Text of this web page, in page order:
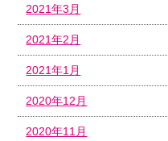
2021年3月
2021年2月
2021年1月
2020年12月
2020年11月